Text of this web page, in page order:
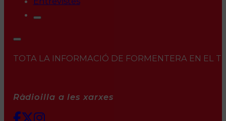
TOTA LA INFORMACIÓ DE FORMENTERA EN EL
Ràdioilla a les xarxes